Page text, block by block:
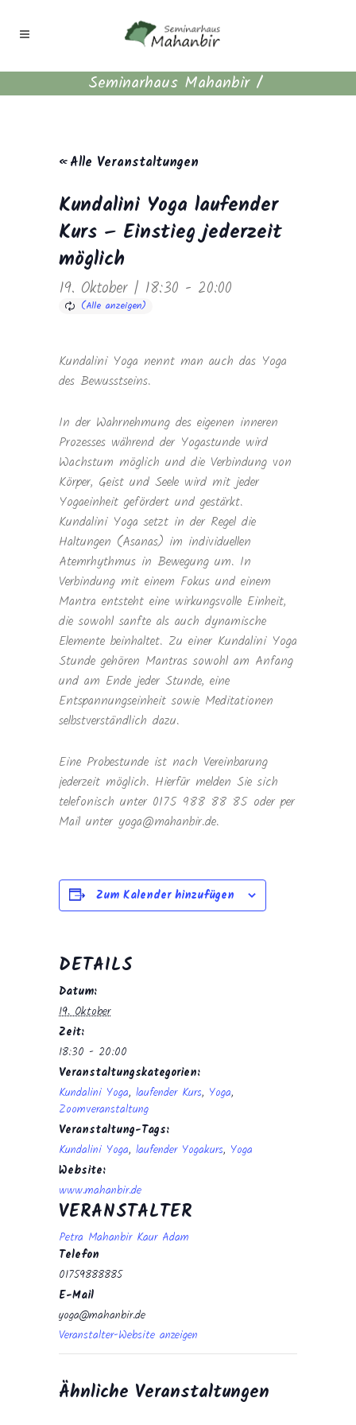
Seminarhaus Mahanbir/
« Alle Veranstaltungen
Kundalini Yoga laufender
Kurs – Einstieg jederzeit
möglich
19. Oktober | 18:30 - 20:00
Kundalini Yoga nennt man auch das Yoga
des Bewusstseins.
In der Wahrnehmung des eigenen inneren
Prozesses während der Yogastunde wird
Wachstum möglich und die Verbindung von
Körper, Geist und Seele wird mit jeder
Yogaeinheit gefördert und gestärkt.
Kundalini Yoga setzt in der Regel die
Haltungen (Asanas) im individuellen
Atemrhythmus in Bewegung um. In
Verbindung mit einem Fokus und einem
Mantra entsteht eine wirkungsvolle Einheit,
die sowohl sanfte als auch dynamische
Elemente beinhaltet. Zu einer Kundalini Yoga
Stunde gehören Mantras sowohl am Anfang
und am Ende jeder Stunde, eine
Entspannungseinheit sowie Meditationen
selbstverständlich dazu.
Eine Probestunde ist nach Vereinbarung
jederzeit möglich. Hierfür melden Sie sich
telefonisch unter 0175 988 88 85 oder per
Mail unter yoga@mahanbir.de.
Zum Kalender hinzufügen
DETAILS
Datum:
19. Oktober
Zeit:
18:30 - 20:00
Veranstaltungskategorien:
Kundalini Yoga, laufender Kurs, Yoga,
Zoomveranstaltung
Veranstaltung-Tags:
Kundalini Yoga, laufender Yogakurs, Yoga
Website:
www.mahanbir.de
VERANSTALTER
Petra Mahanbir Kaur Adam
Telefon
01759888885
E-Mail
yoga@mahanbir.de
Veranstalter-Website anzeigen
Ähnliche Veranstaltungen